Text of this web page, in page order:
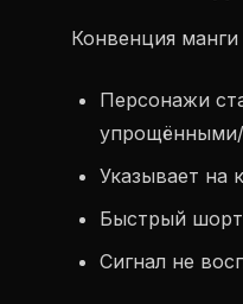
Конвенция
Персонажи
Указывает на
Быстрый
Сигнал не